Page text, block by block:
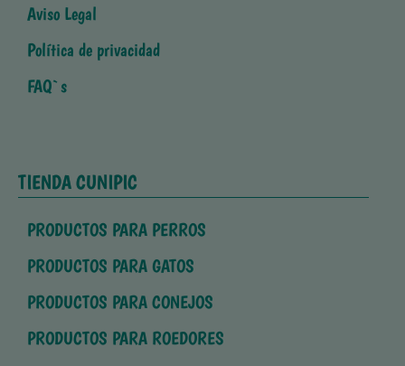
Aviso Legal
Política de privacidad
FAQ`s
TIENDA CUNIPIC
PRODUCTOS PARA PERROS
PRODUCTOS PARA GATOS
PRODUCTOS PARA CONEJOS
PRODUCTOS PARA ROEDORES